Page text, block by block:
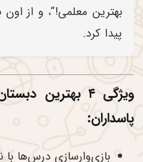
بهترین معلمی!”، و از
پیدا کرد.
ویژگی ۴ بهترین
پاسداران:
بازی‌وارسازی درس‌ها